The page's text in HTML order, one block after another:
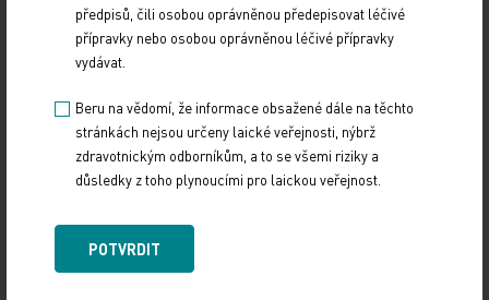
17. 12. 2024
Dnešní Poradna přináší přehled o tom, jak funguje
ePoukaz, kde ho lze uplatnit a jaké možnosti má lékař
NUDZ nabízí kurs pro rodiče dětí s úzkostí
Národní ústav duševního zdraví (NUDZ) připravil kurs
pro rodiče dětí s úzkostmi. Účast nabízí zdarma ve 14
městech České republiky v rámci testovací…
předpisů, čili osobou oprávněnou předepisovat léčivé
přípravky nebo osobou oprávněnou léčivé přípravky
vydávat.
Beru na vědomí, že informace obsažené dále na těchto
stránkách nejsou určeny laické veřejnosti, nýbrž
zdravotnickým odborníkům, a to se všemi riziky a
důsledky z toho plynoucími pro laickou veřejnost.
POTVRDIT